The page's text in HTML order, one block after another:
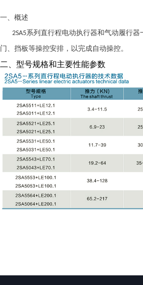
一、概述
2SA5系列直行程电动执行器和气动履行器
门、挡板等操控安排，以完成自动操控。
二、型号规格和主要性能参数